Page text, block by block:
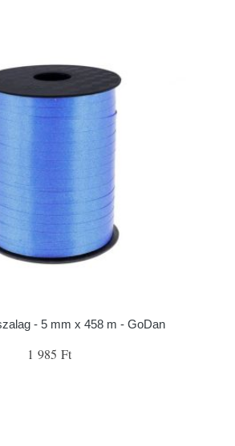
- 5 mm x 458 m - GoDan
1 985 Ft